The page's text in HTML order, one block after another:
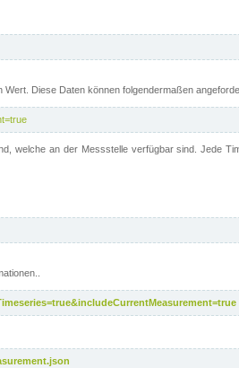
Diese Daten können folgendermaßen
welche an der Messstelle verfügbar sind. Jede